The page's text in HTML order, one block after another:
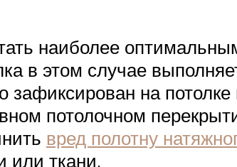
наиболее
в этом случае
на
потолочном
вред полотну
или ткани.